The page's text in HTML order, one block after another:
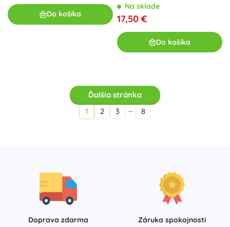
Do košíka
Na sklade
17,50 €
Do košíka
Ďalšia stránka
1
2 3 … 8
Doprava zdarma
Záruka spokojnosti